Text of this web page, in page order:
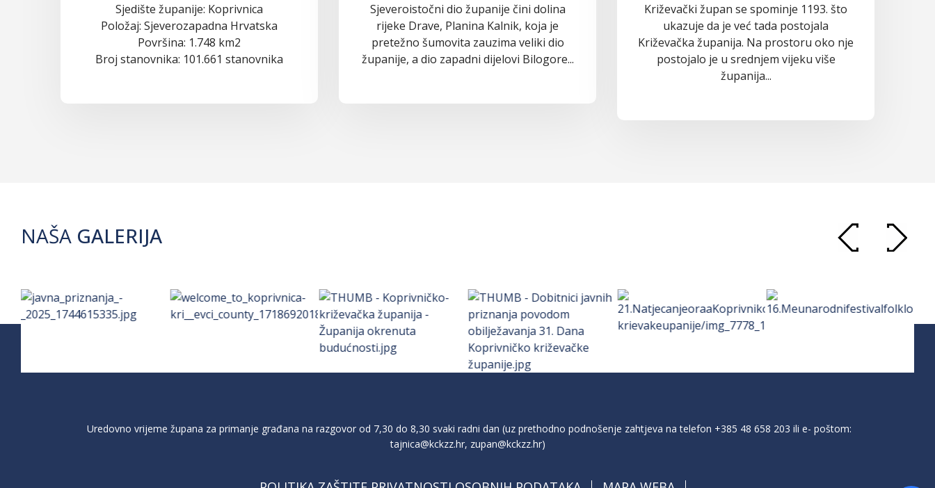
Sjedište županije: Koprivnica
Položaj: Sjeverozapadna Hrvatska
Površina: 1.748 km2
Broj stanovnika: 101.661 stanovnika
Sjeveroistočni dio županije čini dolina
rijeke Drave, Planina Kalnik, koja je
pretežno šumovita zauzima veliki dio
županije, a dio zapadni dijelovi Bilogore...
Križevački župan se spominje 1193. što
ukazuje da je već tada postojala
Križevačka županija. Na prostoru oko nje
postojalo je u srednjem vijeku više
županija...
NAŠA GALERIJA
Uredovno vrijeme župana za primanje građana na razgovor od 7,30 do 8,30 svaki radni dan (uz prethodno podnošenje zahtjeva na telefon +385 48 658 203 ili e- poštom:
tajnica@kckzz.hr, zupan@kckzz.hr)